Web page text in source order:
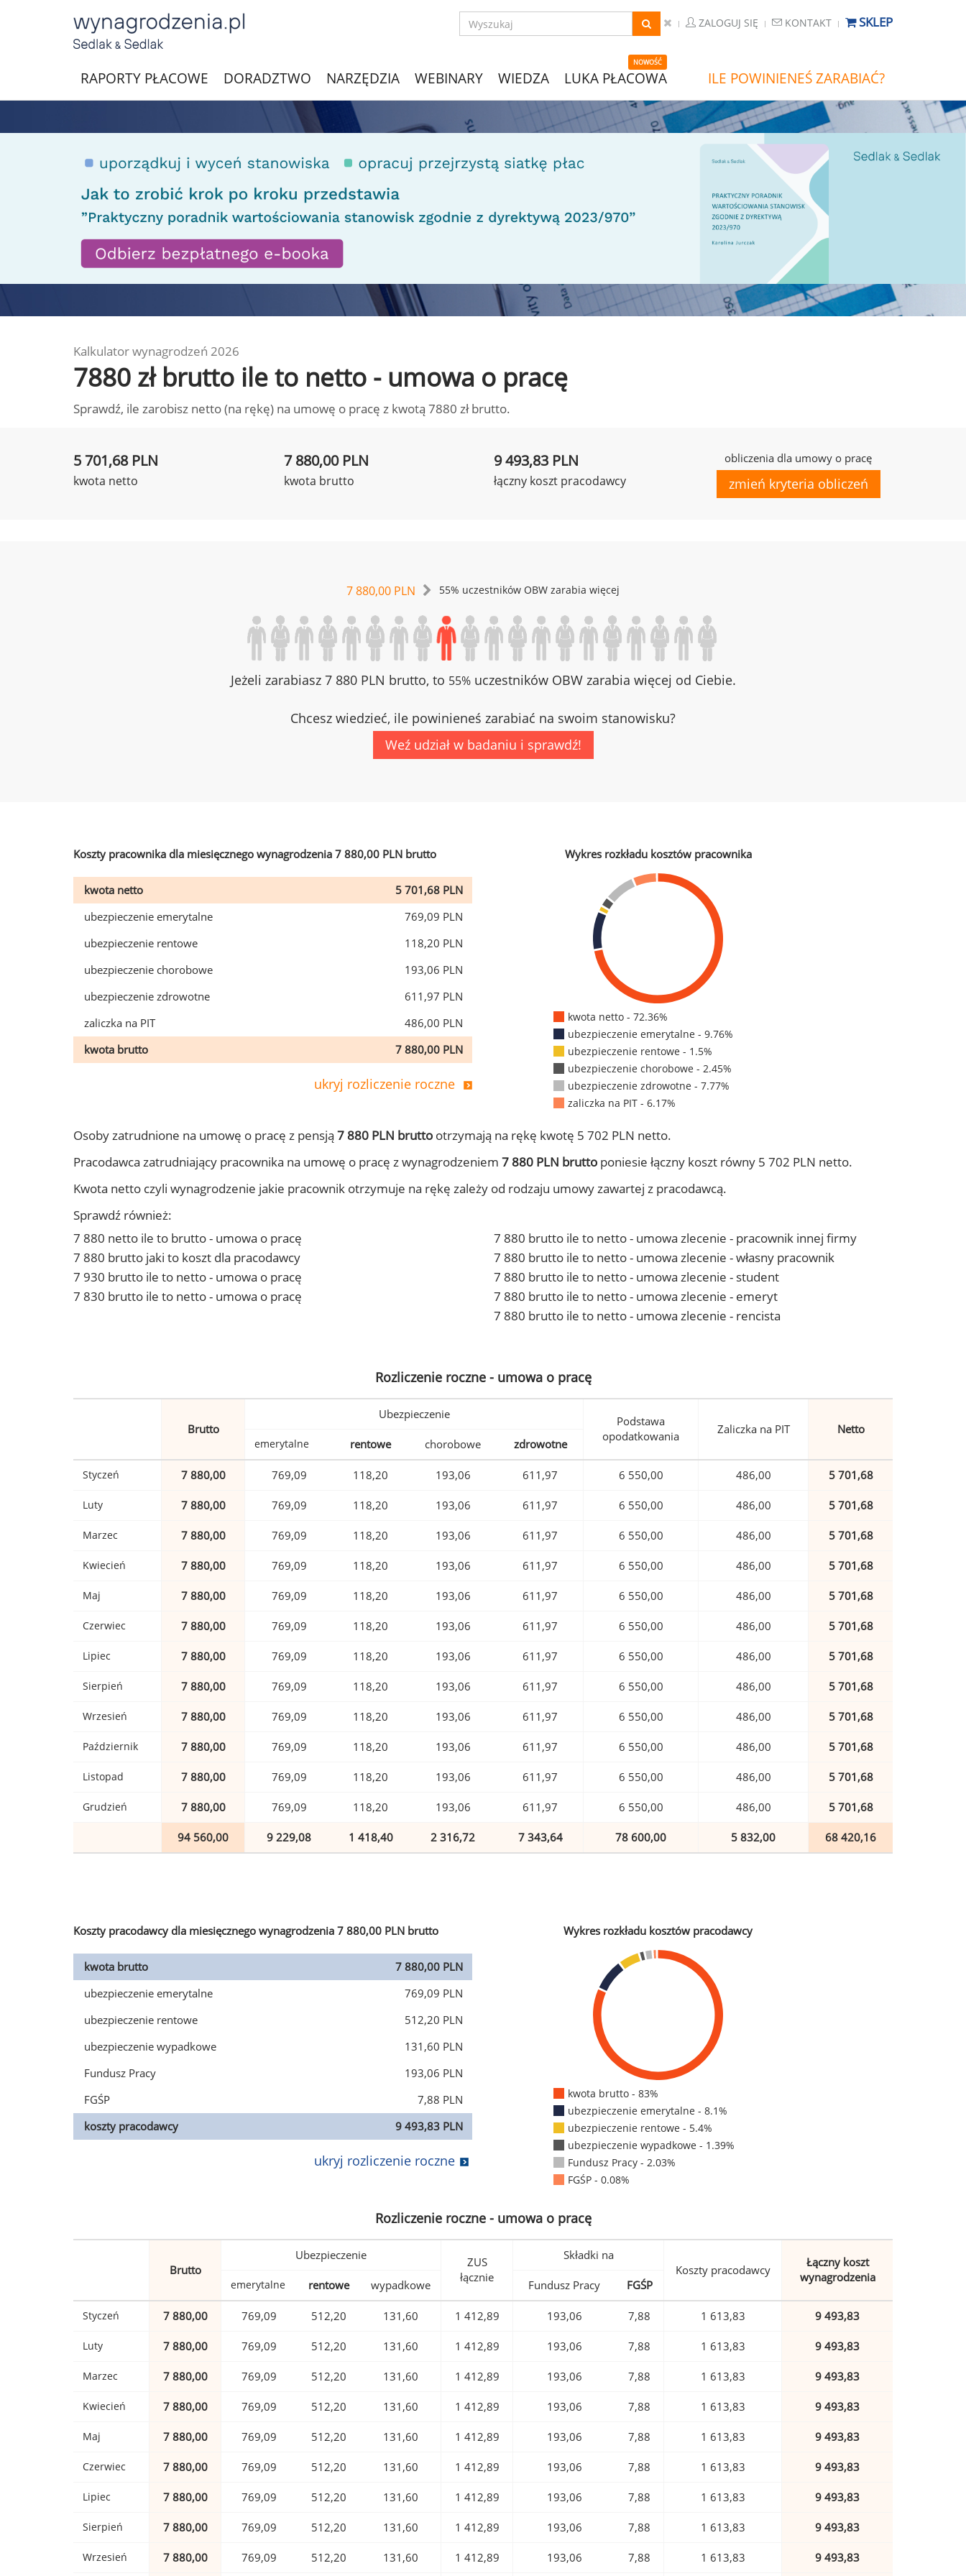
ZALOGUJ SIĘ KONTAKT SKLEP
RAPORTY PŁACOWE DORADZTWO NARZĘDZIA WEBINARY WIEDZA
NOWOŚĆ
LUKA PŁACOWA ILE POWINIENEŚ ZARABIAĆ?
Kalkulator wynagrodzeń 2026
7880 zł brutto ile to netto - umowa o pracę
Sprawdź, ile zarobisz netto (na rękę) na umowę o pracę z kwotą 7880 zł brutto.
5 701,68 PLN
kwota netto
7 880,00 PLN
kwota brutto
9 493,83 PLN
łączny koszt pracodawcy
obliczenia dla umowy o pracę
zmień kryteria obliczeń
7 880,00 PLN 55% uczestników OBW zarabia więcej
Jeżeli zarabiasz 7 880 PLN brutto, to 55%uczestników OBW zarabia więcej od Ciebie.
Chcesz wiedzieć, ile powinieneś zarabiać na swoim stanowisku?
Weź udział w badaniu i sprawdź!
Koszty pracownika dla miesięcznego wynagrodzenia 7 880,00 PLN brutto
kwota netto
5 701,68 PLN
ubezpieczenie emerytalne
769,09 PLN
ubezpieczenie rentowe
118,20 PLN
ubezpieczenie chorobowe
193,06 PLN
ubezpieczenie zdrowotne
611,97 PLN
zaliczka na PIT
486,00 PLN
kwota brutto
7 880,00 PLN
ukryj rozliczenie roczne
Wykres rozkładu kosztów pracownika
kwota netto - 72.36%
ubezpieczenie emerytalne - 9.76%
ubezpieczenie rentowe - 1.5%
ubezpieczenie chorobowe - 2.45%
ubezpieczenie zdrowotne - 7.77%
zaliczka na PIT - 6.17%
Osoby zatrudnione na umowę o pracę z pensją 7 880 PLN brutto otrzymają na rękę kwotę 5 702 PLN netto.
Pracodawca zatrudniający pracownika na umowę o pracę z wynagrodzeniem 7 880 PLN brutto poniesie łączny koszt równy 5 702 PLN netto.
Kwota netto czyli wynagrodzenie jakie pracownik otrzymuje na rękę zależy od rodzaju umowy zawartej z pracodawcą.
Sprawdź również:
7 880 netto ile to brutto - umowa o pracę
7 880 brutto jaki to koszt dla pracodawcy
7 930 brutto ile to netto - umowa o pracę
7 830 brutto ile to netto - umowa o pracę
7 880 brutto ile to netto - umowa zlecenie - pracownik innej firmy
7 880 brutto ile to netto - umowa zlecenie - własny pracownik
7 880 brutto ile to netto - umowa zlecenie - student
7 880 brutto ile to netto - umowa zlecenie - emeryt
7 880 brutto ile to netto - umowa zlecenie - rencista
Rozliczenie roczne - umowa o pracę
Brutto
Ubezpieczenie
Podstawa
opodatkowania
Zaliczka na PIT Netto
emerytalne rentowe chorobowe zdrowotne
Styczeń 7 880,00 769,09 118,20 193,06 611,97 6 550,00 486,00 5 701,68
Luty 7 880,00 769,09 118,20 193,06 611,97 6 550,00 486,00 5 701,68
Marzec 7 880,00 769,09 118,20 193,06 611,97 6 550,00 486,00 5 701,68
Kwiecień 7 880,00 769,09 118,20 193,06 611,97 6 550,00 486,00 5 701,68
Maj 7 880,00 769,09 118,20 193,06 611,97 6 550,00 486,00 5 701,68
Czerwiec 7 880,00 769,09 118,20 193,06 611,97 6 550,00 486,00 5 701,68
Lipiec 7 880,00 769,09 118,20 193,06 611,97 6 550,00 486,00 5 701,68
Sierpień 7 880,00 769,09 118,20 193,06 611,97 6 550,00 486,00 5 701,68
Wrzesień 7 880,00 769,09 118,20 193,06 611,97 6 550,00 486,00 5 701,68
Październik 7 880,00 769,09 118,20 193,06 611,97 6 550,00 486,00 5 701,68
Listopad 7 880,00 769,09 118,20 193,06 611,97 6 550,00 486,00 5 701,68
Grudzień 7 880,00 769,09 118,20 193,06 611,97 6 550,00 486,00 5 701,68
94 560,00 9 229,08 1 418,40 2 316,72 7 343,64 78 600,00 5 832,00 68 420,16
Koszty pracodawcy dla miesięcznego wynagrodzenia 7 880,00 PLN brutto
kwota brutto
7 880,00 PLN
ubezpieczenie emerytalne
769,09 PLN
ubezpieczenie rentowe
512,20 PLN
ubezpieczenie wypadkowe
131,60 PLN
Fundusz Pracy
193,06 PLN
FGŚP
7,88 PLN
koszty pracodawcy
9 493,83 PLN
ukryj rozliczenie roczne
Wykres rozkładu kosztów pracodawcy
kwota brutto - 83%
ubezpieczenie emerytalne - 8.1%
ubezpieczenie rentowe - 5.4%
ubezpieczenie wypadkowe - 1.39%
Fundusz Pracy - 2.03%
FGŚP - 0.08%
Rozliczenie roczne - umowa o pracę
Brutto
Ubezpieczenie
ZUS
łącznie
Składki na
Koszty pracodawcy
Łączny koszt
wynagrodzenia
emerytalne rentowe wypadkowe Fundusz Pracy FGŚP
Styczeń 7 880,00 769,09 512,20 131,60 1 412,89 193,06 7,88 1 613,83 9 493,83
Luty 7 880,00 769,09 512,20 131,60 1 412,89 193,06 7,88 1 613,83 9 493,83
Marzec 7 880,00 769,09 512,20 131,60 1 412,89 193,06 7,88 1 613,83 9 493,83
Kwiecień 7 880,00 769,09 512,20 131,60 1 412,89 193,06 7,88 1 613,83 9 493,83
Maj 7 880,00 769,09 512,20 131,60 1 412,89 193,06 7,88 1 613,83 9 493,83
Czerwiec 7 880,00 769,09 512,20 131,60 1 412,89 193,06 7,88 1 613,83 9 493,83
Lipiec 7 880,00 769,09 512,20 131,60 1 412,89 193,06 7,88 1 613,83 9 493,83
Sierpień 7 880,00 769,09 512,20 131,60 1 412,89 193,06 7,88 1 613,83 9 493,83
Wrzesień 7 880,00 769,09 512,20 131,60 1 412,89 193,06 7,88 1 613,83 9 493,83